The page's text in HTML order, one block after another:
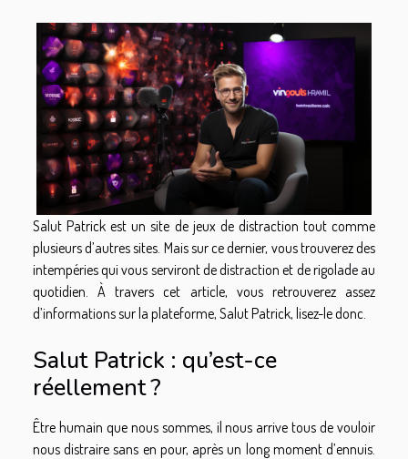
Salut Patrick est un site de jeux de distraction tout comme
plusieurs d’autres sites. Mais sur ce dernier, vous trouverez des
intempéries qui vous serviront de distraction et de rigolade au
quotidien. À travers cet article, vous retrouverez assez
d’informations sur la plateforme, Salut Patrick, lisez-le donc.
Salut Patrick : qu’est-ce
réellement ?
Être humain que nous sommes, il nous arrive tous de vouloir
nous distraire sans en pour, après un long moment d’ennuis.